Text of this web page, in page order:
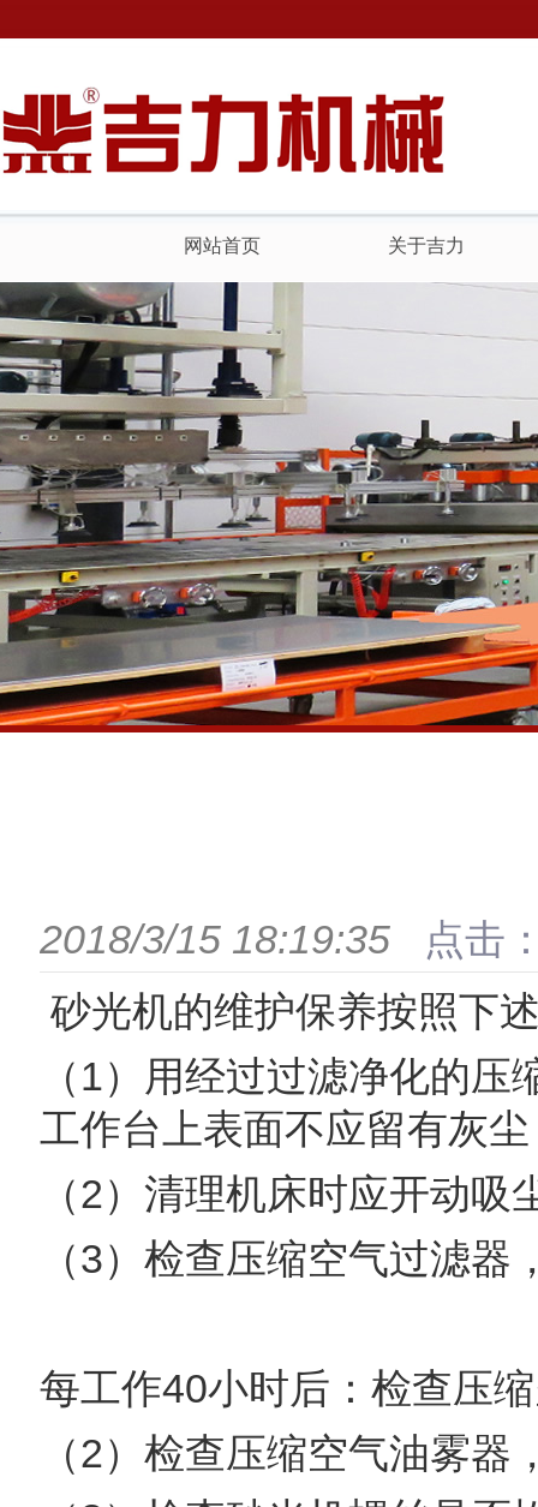
网站首页 关于吉力
2018/3/15 18:19:35
点击
砂光机的维护保养按照下
（1）用经过过滤净化的
工作台 上表面不应留有灰
（2）清理机床时应开动吸
（3）检查压缩空气过滤器
每工作40小时后： 检查压
（2）检查压缩空气油雾器